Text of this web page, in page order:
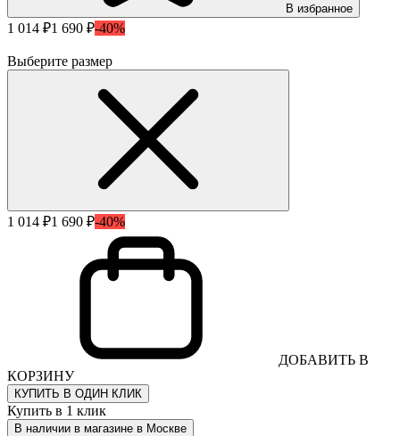
В избранное
1 014 ₽1 690 ₽-40%
Выберите размер
1 014 ₽1 690 ₽-40%
ДОБАВИТЬ В
КОРЗИНУ
КУПИТЬ В ОДИН КЛИК
Купить в 1 клик
В наличии в магазине в Москве